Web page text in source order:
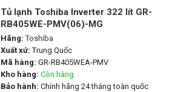
Tủ lạnh Toshiba Inverter 322 lít GR-
RB405WE-PMV(06)-MG
Hãng: Toshiba
Xuất xứ: Trung Quốc
Mã hàng: GR-RB405WEA-PMV
Kho hàng: Còn hàng
Bảo hành: Chính hãng 24 tháng toàn quốc